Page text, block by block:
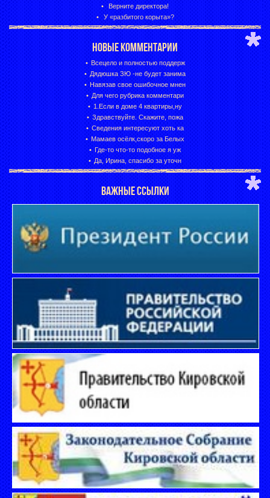
Верните директора!
У «разбитого корыта»?
НОВЫЕ КОММЕНТАРИИ
Всецело и полностью поддерж
Дядюшка ЗЮ -не будет занима
Навязав свое ошибочное мнен
Для чего рубрика комментари
1.Если в доме 4 квартиры,ну
Здравствуйте. Скажите, пожа
Сведения интересуют хоть ка
Мамаев осёлк,скоро за Белых
Где-то что-то подобное я уж
Да, Ирина, спасибо за уточн
ВАЖНЫЕ ССЫЛКИ